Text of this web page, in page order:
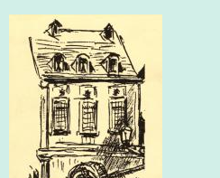
Aller
contenu
principal